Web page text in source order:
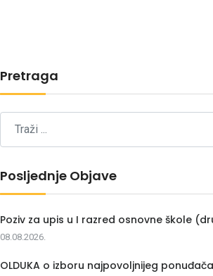
Pretraga
Posljednje Objave
Poziv za upis u I razred osnovne škole
08.08.2026.
OLDUKA o izboru najpovoljnijeg